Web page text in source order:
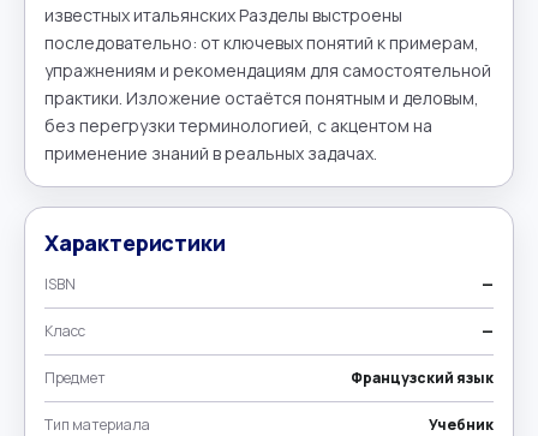
известных итальянских Разделы выстроены
последовательно: от ключевых понятий к примерам,
упражнениям и рекомендациям для самостоятельной
практики. Изложение остаётся понятным и деловым,
без перегрузки терминологией, с акцентом на
применение знаний в реальных задачах.
Характеристики
ISBN —
Класс —
Предмет Французский язык
Тип материала Учебник